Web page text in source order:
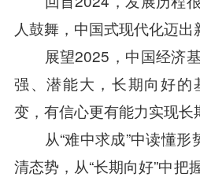
人鼓舞，中国式现代化迈出
展望2025，中国经济基
强、潜能大，长期向好的
变，有信心更有能力实现长
从“难中求成”中读懂形
清态势，从“长期向好”中把